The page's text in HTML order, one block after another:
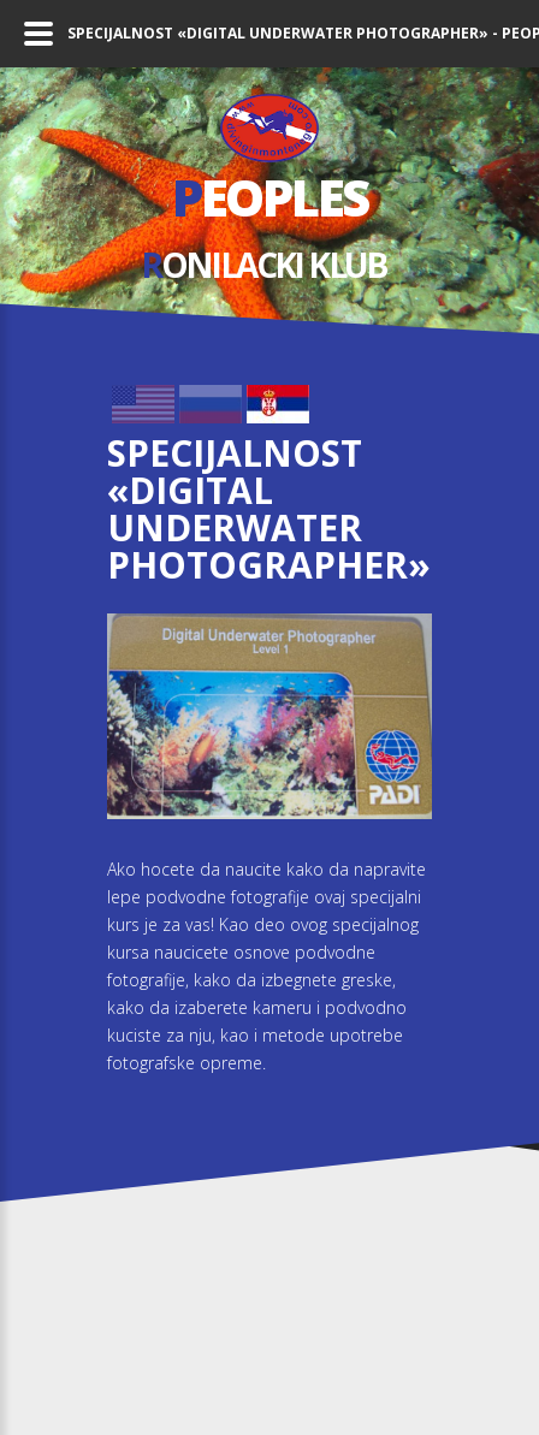
PEOPLES
RONILACKI KLUB
SPECIJALNOST
«DIGITAL
UNDERWATER
PHOTOGRAPHER»
Ako hocete da naucite kako da napravite
lepe podvodne fotografije ovaj specijalni
kurs je za vas! Kao deo ovog specijalnog
kursa naucicete osnove podvodne
fotografije, kako da izbegnete greske,
kako da izaberete kameru i podvodno
kuciste za nju, kao i metode upotrebe
fotografske opreme.
SPECIJALNOST «DIGITAL UNDERWATER PHOTOGRAPHER» -